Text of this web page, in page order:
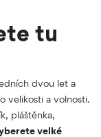
tu
dvou let a
velikosti a volnosti.
pláštěnka,
velké